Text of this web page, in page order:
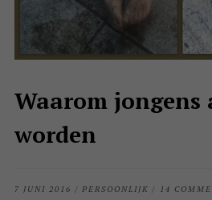
Waarom
worden
7 JUNI 2016 / PERSOONLIJK / 14